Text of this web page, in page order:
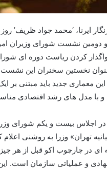
ایرنا، ‘محمد جواد ظریف’
و دومین نشست شورای وزیران
کردن ریاست دوره ای
نخستین سخنران این
معماری جدید باید مبتنی بر
و با مدل های رشد اقتصادی
تهران» وزرا به روشنی
در چارچوب اکو قبل از هر چیز
و عملیاتی سازمان است. این